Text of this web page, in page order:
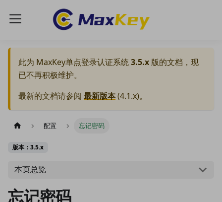
此为 MaxKey单点登录认证系统3.5.x 版的文档，现
已不再积极维护。
最新的文档请参阅 最新版本(4.1.x)。
配置 忘记密码
版本：3.5.x
本页总览
忘记密码